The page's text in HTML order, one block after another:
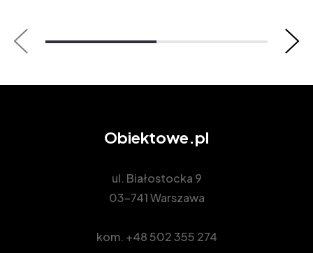
Obiektowe.pl
ul. Białostocka 9
03-741 Warszawa
kom. +48 502 355 274